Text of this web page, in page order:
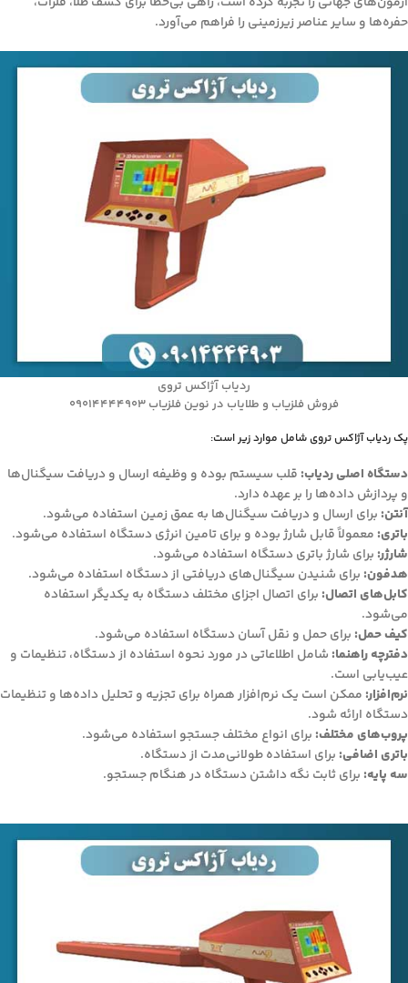
حفره‌ها و سایر عناصر زیرزمینی را فراهم می‌آورد.
ردیاب آژاکس تروی
فروش فلزیاب و طلایاب در نوین فلزیاب 09014444903
پک ردیاب آژاکس تروی شامل موارد زیر است:
دستگاه اصلی ردیاب: قلب سیستم بوده و وظیفه ارسال و دریافت سیگنال‌ها
و پردازش داده‌ها را بر عهده دارد.
آنتن: برای ارسال و دریافت سیگنال‌ها به عمق زمین استفاده می‌شود.
باتری: معمولاً قابل شارژ بوده و برای تامین انرژی دستگاه استفاده می‌شود.
شارژر: برای شارژ باتری دستگاه استفاده می‌شود.
هدفون: برای شنیدن سیگنال‌های دریافتی از دستگاه استفاده می‌شود.
کابل‌های اتصال: برای اتصال اجزای مختلف دستگاه به یکدیگر استفاده
می‌شود.
کیف حمل: برای حمل و نقل آسان دستگاه استفاده می‌شود.
دفترچه راهنما: شامل اطلاعاتی در مورد نحوه استفاده از دستگاه، تنظیمات و
عیب‌یابی است.
نرم‌افزار: ممکن است یک نرم‌افزار همراه برای تجزیه و تحلیل داده‌ها و تنظیمات
دستگاه ارائه شود.
پروب‌های مختلف: برای انواع مختلف جستجو استفاده می‌شود.
باتری اضافی: برای استفاده طولانی‌مدت از دستگاه.
سه پایه: برای ثابت نگه داشتن دستگاه در هنگام جستجو.